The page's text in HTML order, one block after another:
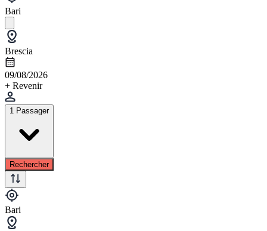
Bari
Brescia
09/08/2026
+ Revenir
1 Passager
Rechercher
Bari